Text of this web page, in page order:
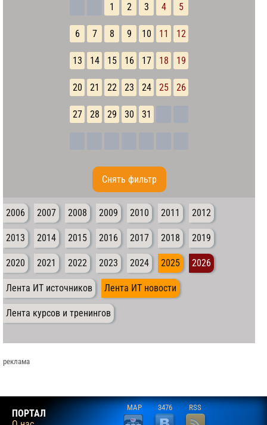
1 2 3 4 5
6 7 8 9 10 11 12
13 14 15 16 17 18 19
20 21 22 23 24 25 26
27 28 29 30 31
Cнять фильтр
2006 2007 2008 2009 2010 2011 2012
2013 2014 2015 2016 2017 2018 2019
2020 2021 2022 2023 2024 2025 2026
Лента ИТ источников Лента ИТ новости
Лента курсов и тренингов
реклама
ПОРТАЛ
MAP 3476 RSS